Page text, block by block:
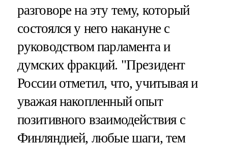
разговоре на эту тему, который
состоялся у него накануне с
руководством парламента и
думских фракций. "Президент
России отметил, что, учитывая и
уважая накопленный опыт
позитивного взаимодействия с
Финляндией, любые шаги, тем